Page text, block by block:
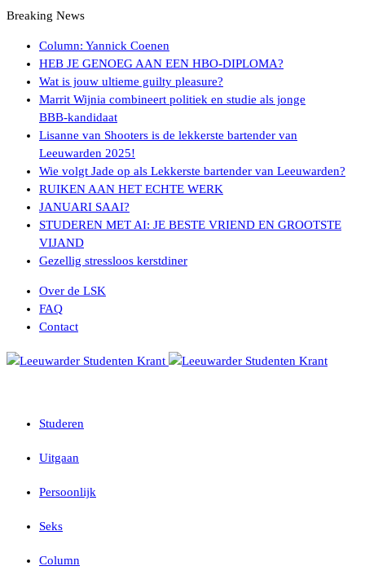
Breaking News
Column: Yannick Coenen
HEB JE GENOEG AAN EEN HBO-DIPLOMA?
Wat is jouw ultieme guilty pleasure?
Marrit Wijnia combineert politiek en studie als jonge
BBB‑kandidaat
Lisanne van Shooters is de lekkerste bartender van
Leeuwarden 2025!
Wie volgt Jade op als Lekkerste bartender van Leeuwarden?
RUIKEN AAN HET ECHTE WERK
JANUARI SAAI?
STUDEREN MET AI: JE BESTE VRIEND EN GROOTSTE
VIJAND
Gezellig stressloos kerstdiner
Over de LSK
FAQ
Contact
Studeren
Uitgaan
Persoonlijk
Seks
Column